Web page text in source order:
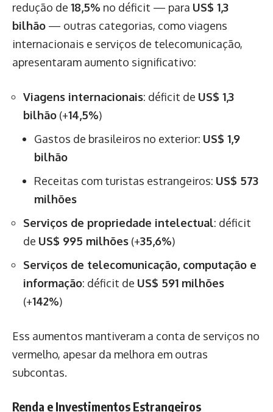
redução de 18,5% no déficit — para US$ 1,3
bilhão — outras categorias, como viagens
internacionais e serviços de telecomunicação,
apresentaram aumento significativo:
Viagens internacionais: déficit de US$ 1,3
bilhão (+14,5%)
Gastos de brasileiros no exterior: US$ 1,9
bilhão
Receitas com turistas estrangeiros: US$ 573
milhões
Serviços de propriedade intelectual: déficit
de US$ 995 milhões (+35,6%)
Serviços de telecomunicação, computação e
informação: déficit de US$ 591 milhões
(+142%)
Ess aumentos mantiveram a conta de serviços no
vermelho, apesar da melhora em outras
subcontas.
Renda e Investimentos Estrangeiros